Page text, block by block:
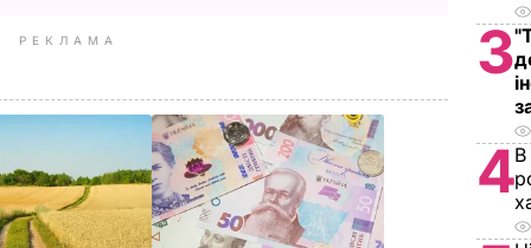
РЕКЛАМА 3
4В